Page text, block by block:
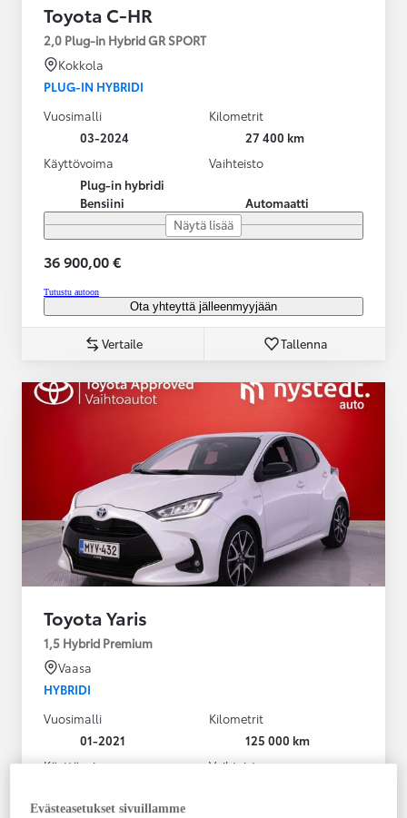
Toyota C-HR
2,0 Plug-in Hybrid GR SPORT
Kokkola
PLUG-IN HYBRIDI
Vuosimalli
03-2024
Kilometrit
27 400 km
Käyttövoima
Plug-in hybridi
Bensiini
Vaihteisto
Automaatti
Näytä lisää
36 900,00 €
Tutustu autoon
Ota yhteyttä jälleenmyyjään
Vertaile Tallenna
Toyota Yaris
1,5 Hybrid Premium
Vaasa
HYBRIDI
Vuosimalli
01-2021
Kilometrit
125 000 km
Käyttövoima
Vaihteisto
Näytä lisää
Evästeasetukset sivuillamme